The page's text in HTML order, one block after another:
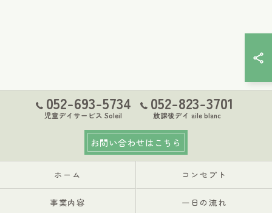
052-693-5734
児童デイサービス Soleil
052-823-3701
放課後デイ aile blanc
お問い合わせはこちら
ホーム コンセプト
事業内容 一日の流れ